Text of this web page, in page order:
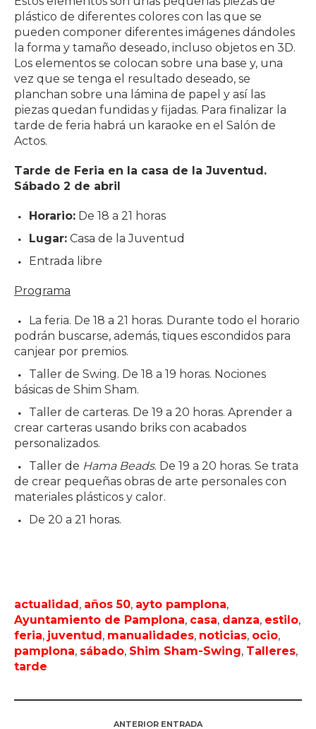
plástico de diferentes colores con las que se
pueden componer diferentes imágenes dándoles
la forma y tamaño deseado, incluso objetos en 3D.
Los elementos se colocan sobre una base y, una
vez que se tenga el resultado deseado, se
planchan sobre una lámina de papel y así las
piezas quedan fundidas y fijadas. Para finalizar la
tarde de feria habrá un karaoke en el Salón de
Actos.
Tarde de Feria en la casa de la Juventud.
Sábado 2 de abril
Horario: De 18 a 21 horas
Lugar: Casa de la Juventud
Entrada libre
Programa
La feria. De 18 a 21 horas. Durante todo el horario
podrán buscarse, además, tiques escondidos para
canjear por premios.
Taller de Swing. De 18 a 19 horas. Nociones
básicas de Shim Sham.
Taller de carteras. De 19 a 20 horas. Aprender a
crear carteras usando briks con acabados
personalizados.
Taller de Hama Beads. De 19 a 20 horas. Se trata
de crear pequeñas obras de arte personales con
materiales plásticos y calor.
De 20 a 21 horas.
actualidad, años 50, ayto pamplona,
Ayuntamiento de Pamplona, casa, danza, estilo,
feria, juventud, manualidades, noticias, ocio,
pamplona, sábado, Shim Sham-Swing, Talleres,
tarde
ANTERIOR ENTRADA